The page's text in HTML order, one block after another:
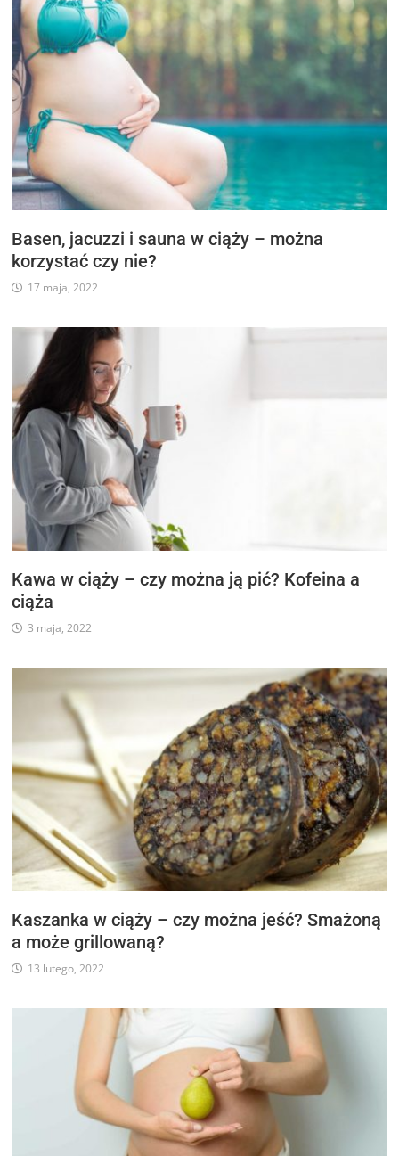
Basen, jacuzzi i sauna w ciąży – można
korzystać czy nie?
17 maja, 2022
Kawa w ciąży – czy można ją pić? Kofeina a
ciąża
3 maja, 2022
Kaszanka w ciąży – czy można jeść? Smażoną
a może grillowaną?
13 lutego, 2022